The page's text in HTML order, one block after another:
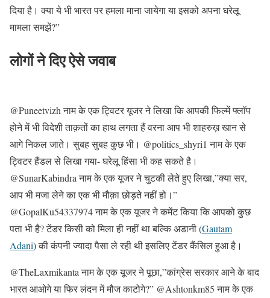
दिया है। क्या ये भी भारत पर हमला माना जायेगा या इसको अपना घरेलू
मामला समझें?”
लोगों ने दिए ऐसे जवाब
@Puneetvizh नाम के एक ट्विटर यूजर ने लिखा कि आपकी फिल्में फ्लॉप
होने में भी विदेशी ताक़तों का हाथ लगता हैं वरना आप भी शाहरुख़ खान से
आगे निकल जाते। सुबह सुबह कुछ भी। @politics_shyri1 नाम के एक
ट्विटर हैंडल से लिखा गया- घरेलू हिंसा भी कह सकते है।
@SunarKabindra नाम के एक यूजर ने चुटकी लेते हुए लिखा,”क्या सर,
आप भी मजा लेने का एक भी मौक़ा छोड़ते नहीं हो।”
@GopalKu54337974 नाम के एक यूजर ने कमेंट किया कि आपको कुछ
पता भी है? टेंडर किसी को मिला ही नहीं था बल्कि अडानी (Gautam
Adani) की कंपनी ज्यादा पैसा ले रही थी इसलिए टेंडर कैंसिल हुआ है।
@TheLaxmikanta नाम के एक यूजर ने पूछा,”कांग्रेस सरकार आने के बाद
भारत आओगे या फिर लंदन में मौज काटोगे?” @Ashtonkm85 नाम के एक